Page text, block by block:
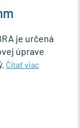
je určená
úprave
Čítať viac